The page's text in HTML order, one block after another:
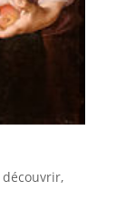
découvrir,